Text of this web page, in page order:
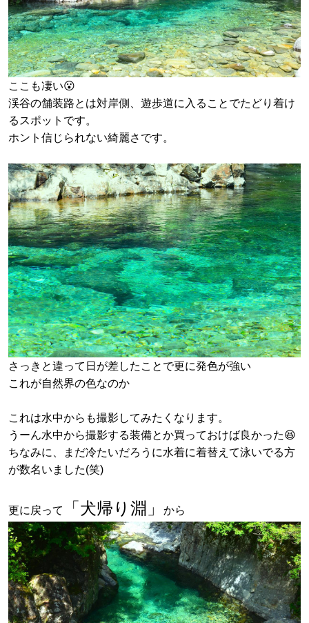
ここも凄い😮
渓谷の舗装路とは対岸側、遊歩道に入ることでたどり着け
るスポットです。
ホント信じられない綺麗さです。
さっきと違って日が差したことで更に発色が強い
これが自然界の色なのか
これは水中からも撮影してみたくなります。
うーん水中から撮影する装備とか買っておけば良かった😆
ちなみに、まだ冷たいだろうに水着に着替えて泳いでる方
が数名いました(笑)
更に戻って 「犬帰り淵」 から